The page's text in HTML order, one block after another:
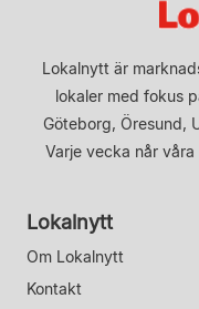
Lokalnytt är
lokaler med fokus
Göteborg, Öresund,
Varje vecka når
Lokalnytt
Om Lokalnytt
Kontakt